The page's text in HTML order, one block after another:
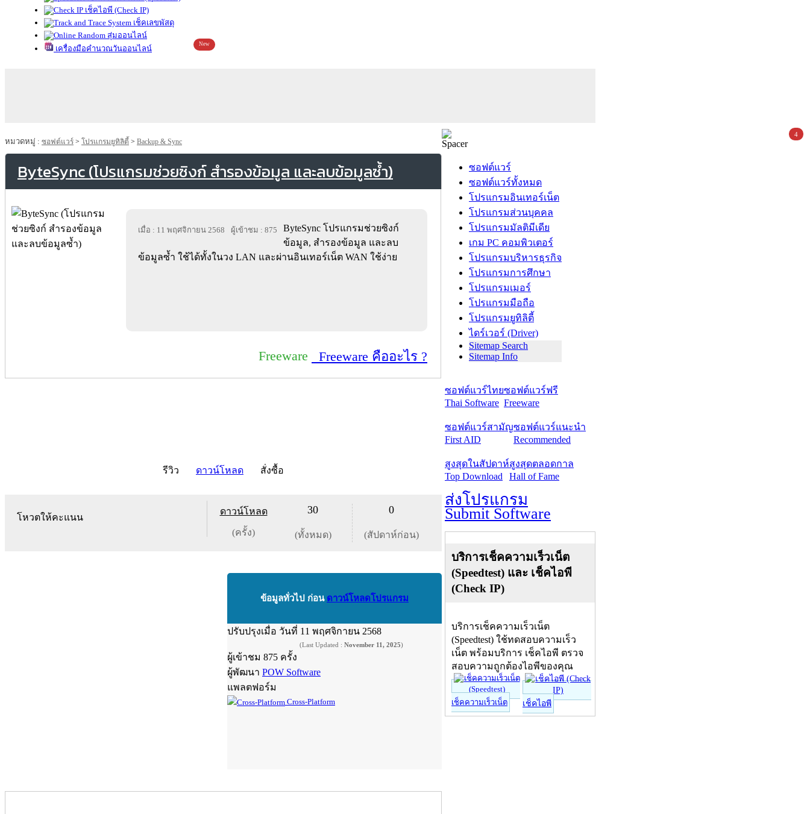
เช็คไอพี (Check IP)
เช็คเลขพัสดุ
สุ่มออนไลน์
เครื่องมือคำนวณวันออนไลน์
New
หมวดหมู่ : ซอฟต์แวร์ > โปรแกรมยูทิลิตี้ > Backup & Sync
ByteSync (โปรแกรมช่วยซิงก์ สำรองข้อมูล และลบข้อมูลซ้ำ)
เมื่อ : 11 พฤศจิกายน 2568 ผู้เข้าชม : 875
ByteSync โปรแกรมช่วยซิงก์
ข้อมูล, สำรองข้อมูล และลบ
ข้อมูลซ้ำ ใช้ได้ทั้งในวง LAN และผ่านอินเทอร์เน็ต WAN ใช้ง่าย
Freeware Freeware คืออะไร ?
รีวิว ดาวน์โหลด สั่งซื้อ
โหวตให้คะแนน
ดาวน์โหลด
(ครั้ง)
30
(ทั้งหมด)
0
(สัปดาห์ก่อน)
ข้อมูลทั่วไป ก่อน ดาวน์โหลดโปรแกรม
ปรับปรุงเมื่อ วันที่ 11 พฤศจิกายน 2568
(Last Updated : November 11, 2025)
ผู้เข้าชม 875 ครั้ง
ผู้พัฒนา POW Software
แพลตฟอร์ม
Cross-Platform
ซอฟต์แวร์
ซอฟต์แวร์ทั้งหมด
โปรแกรมอินเทอร์เน็ต
โปรแกรมส่วนบุคคล
โปรแกรมมัลติมีเดีย
เกม PC คอมพิวเตอร์
โปรแกรมบริหารธุรกิจ
โปรแกรมการศึกษา
โปรแกรมเมอร์
โปรแกรมมือถือ
โปรแกรมยูทิลิตี้
ไดร์เวอร์ (Driver)
Sitemap Search
Sitemap Info
ซอฟต์แวร์ไทย
Thai Software
ซอฟต์แวร์ฟรี
Freeware
ซอฟต์แวร์สามัญ
First AID
ซอฟต์แวร์แนะนำ
Recommended
สูงสุดในสัปดาห์
Top Download
สูงสุดตลอดกาล
Hall of Fame
ส่งโปรแกรม
Submit Software
บริการเช็คความเร็วเน็ต
(Speedtest) และ เช็คไอพี
(Check IP)
บริการเช็คความเร็วเน็ต
(Speedtest) ใช้ทดสอบความเร็ว
เน็ต พร้อมบริการ เช็คไอพี ตรวจ
สอบความถูกต้องไอพีของคุณ
เช็คความเร็วเน็ต เช็คไอพี
4